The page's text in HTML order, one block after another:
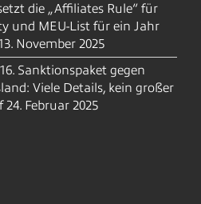
die „Affiliates Rule“ für
und MEU-List für ein Jahr
November 2025
Sanktionspaket gegen
Viele Details, kein großer
24. Februar 2025